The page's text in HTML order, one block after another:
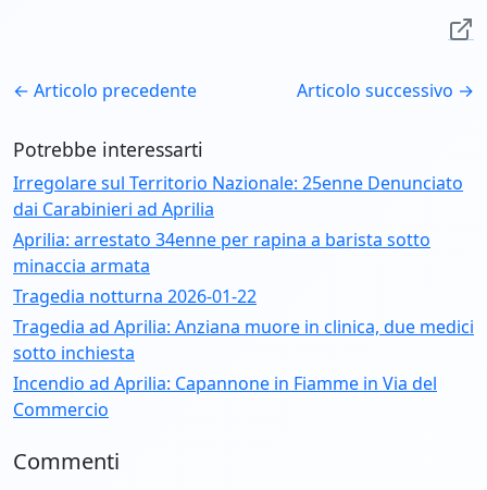
← Articolo precedente Articolo successivo →
Potrebbe interessarti
Irregolare sul Territorio Nazionale: 25enne Denunciato
dai Carabinieri ad Aprilia
Aprilia: arrestato 34enne per rapina a barista sotto
minaccia armata
Tragedia notturna 2026-01-22
Tragedia ad Aprilia: Anziana muore in clinica, due medici
sotto inchiesta
Incendio ad Aprilia: Capannone in Fiamme in Via del
Commercio
Commenti